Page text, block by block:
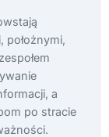
położnymi,
a
po stracie